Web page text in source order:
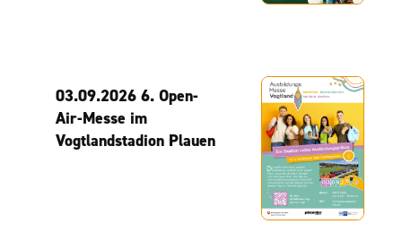
03.09.2026 6. Open-
Air-Messe im
Vogtlandstadion Plauen